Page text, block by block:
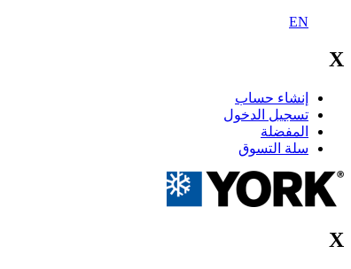
EN
X
إنشاء حساب
تسجيل الدخول
المفضلة
سلة التسوق
X